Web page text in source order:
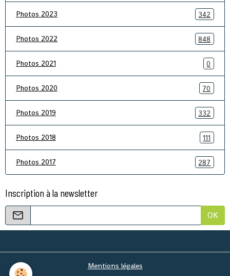
Photos 2023 342
Photos 2022 848
Photos 2021 0
Photos 2020 70
Photos 2019 332
Photos 2018 111
Photos 2017 287
Inscription à la newsletter
OK
Mentions légales